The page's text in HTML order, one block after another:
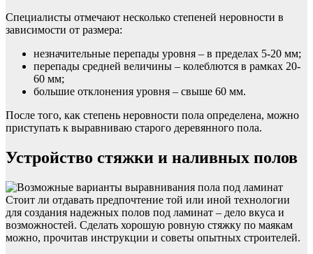
Специалисты отмечают несколько степеней неровности в
зависимости от размера:
незначительные перепады уровня – в пределах 5-20 мм;
перепады средней величины – колеблются в рамках 20-
60 мм;
большие отклонения уровня – свыше 60 мм.
После того, как степень неровности пола определена, можно
приступать к выравниваю старого деревянного пола.
Устройство стяжки и наливных полов
Стоит ли отдавать предпочтение той или иной технологии
для создания надежных полов под ламинат – дело вкуса и
возможностей. Сделать хорошую ровную стяжку по маякам
можно, прочитав инструкции и советы опытных строителей.